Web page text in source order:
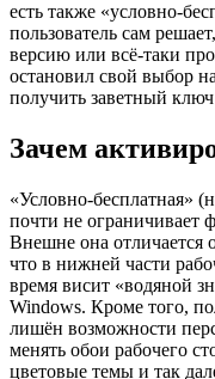
есть также «условно-
пользователь сам
версию или всё-таки
остановил свой выбор
получить заветный
Зачем
«Условно-бесплатная»
почти не
Внешне она отличается
что в нижней части
время висит «водяной
Windows. Кроме того,
лишён возможности
менять обои рабочего
цветовые темы и так